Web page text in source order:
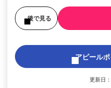
後で見る
アピール
更新日